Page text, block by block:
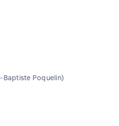
Baptiste Poquelin)
рейтинг 4 на основе 2 оценок